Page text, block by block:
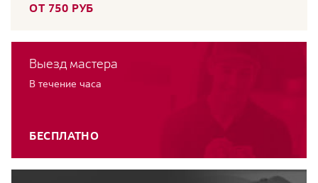
ОТ 750 РУБ
Выезд мастера
В течение часа
БЕСПЛАТНО